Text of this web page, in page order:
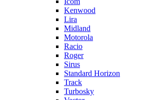
Kenwood
Lira
Midland
Motorola
Racio
Roger
Sirus
Standard Horizon
Track
Turbosky